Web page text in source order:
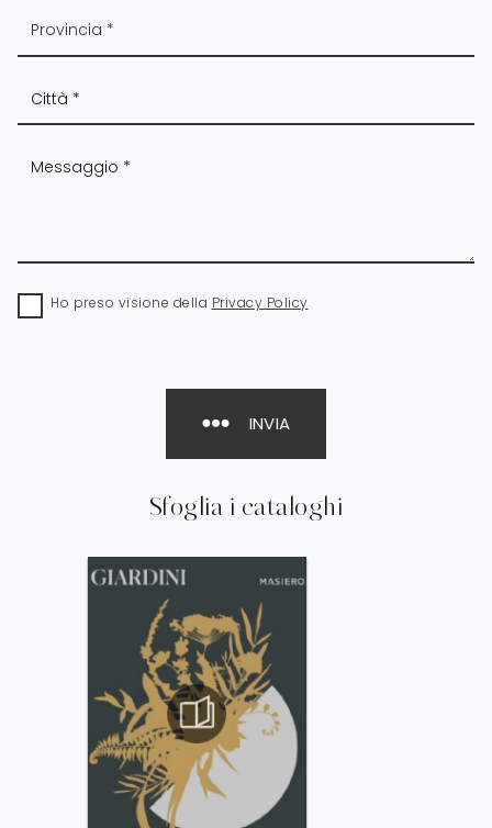
Sfoglia i cataloghi
Ho preso visione della Privacy Policy
INVIA